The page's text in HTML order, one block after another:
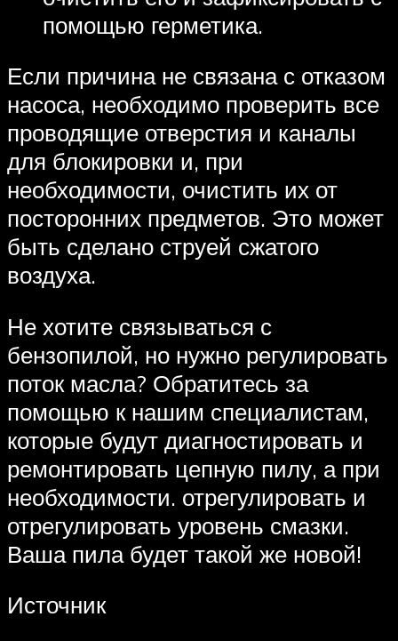
помощью герметика.
Если причина не связана с отказом
насоса, необходимо проверить все
проводящие отверстия и каналы
для блокировки и, при
необходимости, очистить их от
посторонних предметов. Это может
быть сделано струей сжатого
воздуха.
Не хотите связываться с
бензопилой, но нужно регулировать
поток масла? Обратитесь за
помощью к нашим специалистам,
которые будут диагностировать и
ремонтировать цепную пилу, а при
необходимости. отрегулировать и
отрегулировать уровень смазки.
Ваша пила будет такой же новой!
Источник